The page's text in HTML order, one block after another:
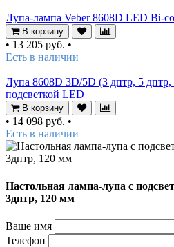
Лупа-лампа Veber 8608D LED Bi-
В корзину
• 13 205 руб. •
Есть в наличии
Лупа 8608D 3D/5D (3 дптр, 5
подсветкой LED
В корзину
• 14 098 руб. •
Есть в наличии
Настольная лампа-лупа с
3дптр, 120 мм
Ваше имя
Телефон